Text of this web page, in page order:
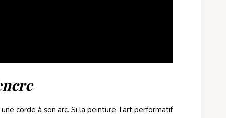
corde à son arc. Si la peinture, l’art performatif